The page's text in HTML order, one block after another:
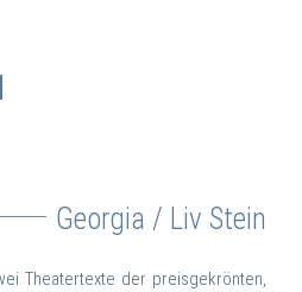
Georgia / Liv Stein
Theatertexte der preisgekrönten,